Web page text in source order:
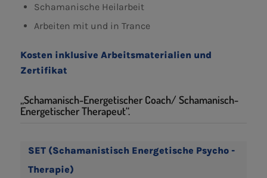
Schamanische Heilarbeit
Arbeiten mit und in Trance
Kosten inklusive Arbeitsmaterialien und
Zertifikat
„Schamanisch-Energetischer Coach/ Schamanisch-
Energetischer Therapeut“.
SET (Schamanistisch Energetische Psycho -
Therapie)